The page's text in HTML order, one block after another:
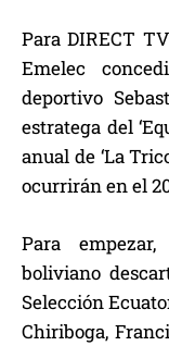
Para DIRECT
Emelec
deportivo
estratega del
anual de ‘La
ocurrirán en el
Para
boliviano
Selección
Chiriboga,